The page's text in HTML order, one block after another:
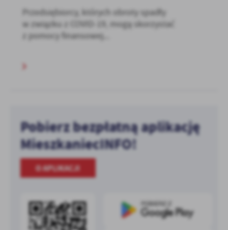
Przedsiębiorcy, których obroty spadły
w związku z COVID-19, mogą skorzystać
z pomocy finansowej...
Pobierz bezpłatną aplikację
MieszkaniecINFO!
O APLIKACJI